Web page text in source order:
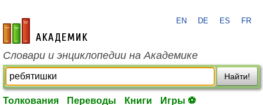
academic.ru
EN DE ES FR
Словари и энциклопедии на Академике
Найти!
Толкования Переводы Книги Игры ⚽